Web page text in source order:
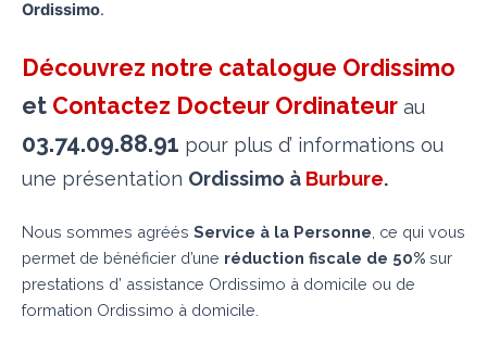
Ordissimo.
Découvrez notre catalogue Ordissimo
et Contactez Docteur Ordinateur au
03.74.09.88.91 pour plus d’ informations ou
une présentation Ordissimo à Burbure.
Nous sommes agréés Service à la Personne , ce qui vous
permet de bénéficier d’une réduction fiscale de 50% sur
prestations d’ assistance Ordissimo à domicile ou de
formation Ordissimo à domicile.